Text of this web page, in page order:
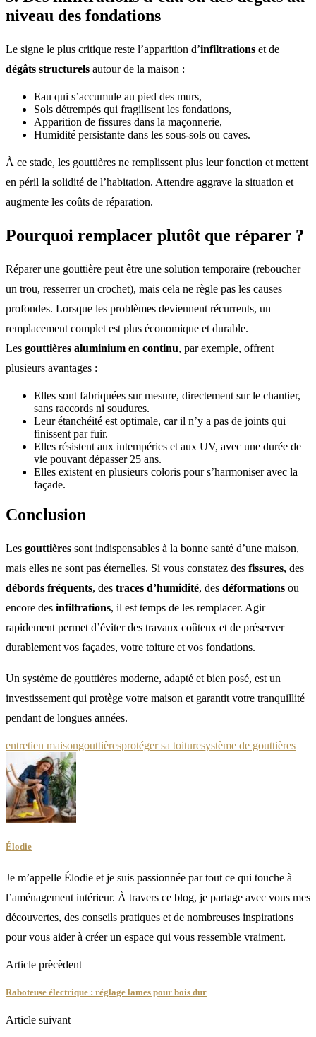
niveau des fondations
Le signe le plus critique reste l’apparition d’infiltrations et de
dégâts structurels autour de la maison :
Eau qui s’accumule au pied des murs,
Sols détrempés qui fragilisent les fondations,
Apparition de fissures dans la maçonnerie,
Humidité persistante dans les sous-sols ou caves.
À ce stade, les gouttières ne remplissent plus leur fonction et mettent
en péril la solidité de l’habitation. Attendre aggrave la situation et
augmente les coûts de réparation.
Pourquoi remplacer plutôt que réparer ?
Réparer une gouttière peut être une solution temporaire (reboucher
un trou, resserrer un crochet), mais cela ne règle pas les causes
profondes. Lorsque les problèmes deviennent récurrents, un
remplacement complet est plus économique et durable.
Les gouttières aluminium en continu, par exemple, offrent
plusieurs avantages :
Elles sont fabriquées sur mesure, directement sur le chantier,
sans raccords ni soudures.
Leur étanchéité est optimale, car il n’y a pas de joints qui
finissent par fuir.
Elles résistent aux intempéries et aux UV, avec une durée de
vie pouvant dépasser 25 ans.
Elles existent en plusieurs coloris pour s’harmoniser avec la
façade.
Conclusion
Les gouttières sont indispensables à la bonne santé d’une maison,
mais elles ne sont pas éternelles. Si vous constatez des fissures, des
débords fréquents, des traces d’humidité, des déformations ou
encore des infiltrations, il est temps de les remplacer. Agir
rapidement permet d’éviter des travaux coûteux et de préserver
durablement vos façades, votre toiture et vos fondations.
Un système de gouttières moderne, adapté et bien posé, est un
investissement qui protège votre maison et garantit votre tranquillité
pendant de longues années.
entretien maisongouttièresprotéger sa toituresystème de gouttières
Élodie
Je m’appelle Élodie et je suis passionnée par tout ce qui touche à
l’aménagement intérieur. À travers ce blog, je partage avec vous mes
découvertes, des conseils pratiques et de nombreuses inspirations
pour vous aider à créer un espace qui vous ressemble vraiment.
Article prècèdent
Raboteuse électrique : réglage lames pour bois dur
Article suivant